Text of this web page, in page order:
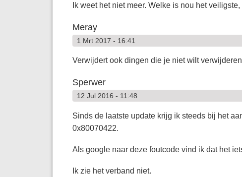
Ik weet het niet meer. Welke is nou het
Meray
1 Mrt 2017 - 16:41
Verwijdert ook dingen die je niet wilt
Sperwer
12 Jul 2016 - 11:48
Sinds de laatste update krijg ik steeds bij het
0x80070422.
Als google naar deze foutcode vind ik dat het
Ik zie het verband niet.